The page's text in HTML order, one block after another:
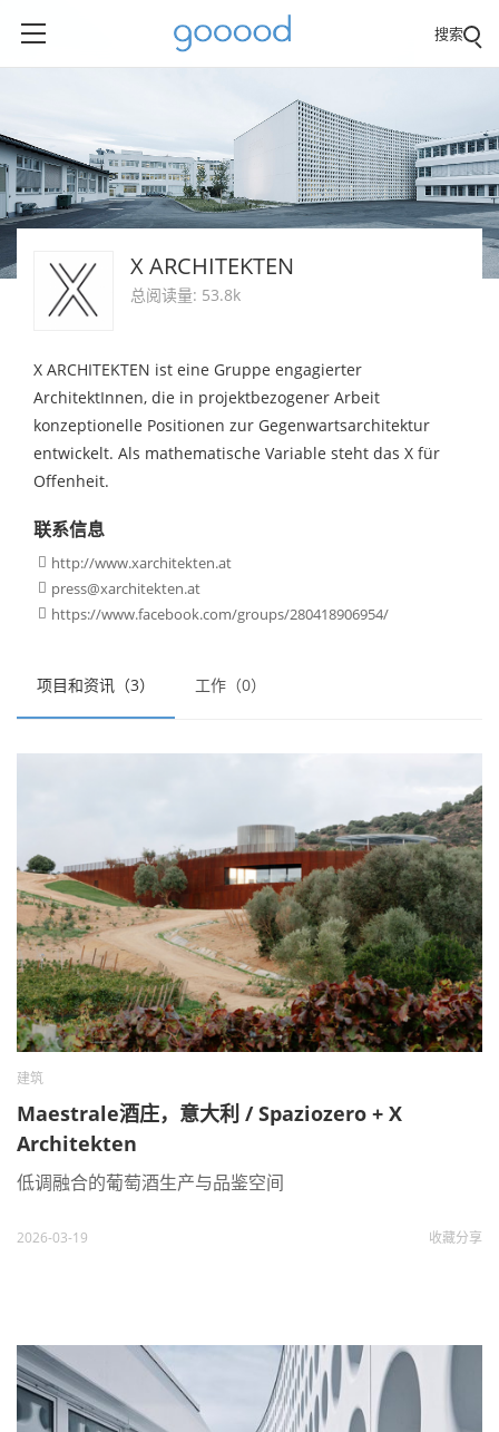
搜索
项目和资讯（3） 工作（0）
建筑
Maestrale酒庄，意大利 / Spaziozero + X
Architekten
低调融合的葡萄酒生产与品鉴空间
2026-03-19 收藏分享
X ARCHITEKTEN
总阅读量: 53.8k
X ARCHITEKTEN ist eine Gruppe engagierter
ArchitektInnen, die in projektbezogener Arbeit
konzeptionelle Positionen zur Gegenwartsarchitektur
entwickelt. Als mathematische Variable steht das X für
Offenheit.
联系信息
 http://www.xarchitekten.at
 press@xarchitekten.at
 https://www.facebook.com/groups/280418906954/